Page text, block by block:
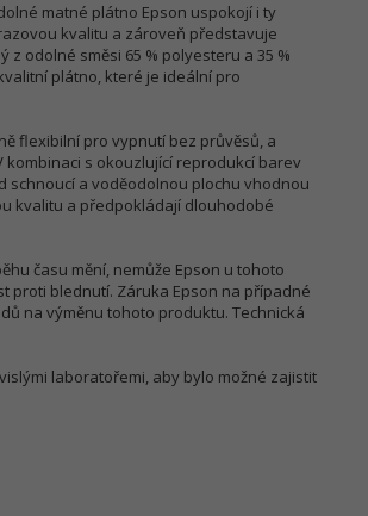
matné plátno Epson uspokojí i ty
kvalitu a zároveň představuje
odolné směsi 65 % polyesteru a 35 %
plátno, které je ideální pro
flexibilní pro vypnutí bez průvěsů, a
s okouzlující reprodukcí barev
schnoucí a voděodolnou plochu vhodnou
kvalitu a předpokládají dlouhodobé
času mění, nemůže Epson u tohoto
proti blednutí. Záruka Epson na případné
na výměnu tohoto produktu. Technická
laboratořemi, aby bylo možné zajistit